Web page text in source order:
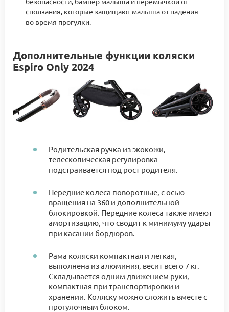
сползания, которые защищают малыша от падения
во время прогулки.
Дополнительные функции коляски
Espiro Only 2024
Родительская ручка из экокожи,
телескопическая регулировка
подстраивается под рост родителя.
Передние колеса поворотные, с осью
вращения на 360 и дополнительной
блокировкой. Передние колеса также имеют
амортизацию, что сводит к минимуму удары
при касании бордюров.
Рама коляски компактная и легкая,
выполнена из алюминия, весит всего 7 кг.
Складывается одним движением руки,
компактная при транспортировки и
хранении. Коляску можно сложить вместе с
прогулочным блоком.